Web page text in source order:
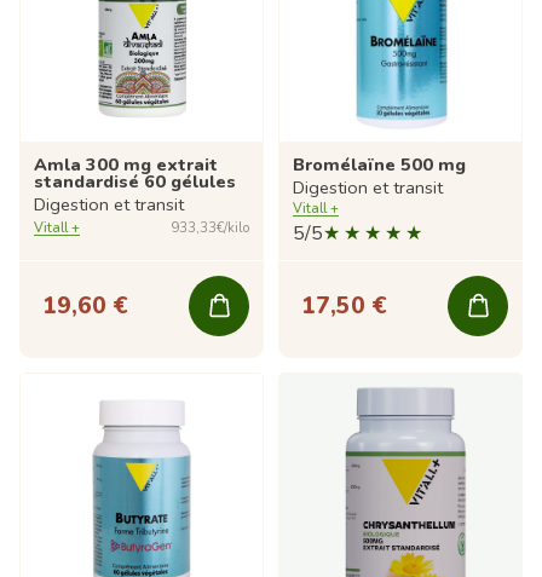
Amla 300 mg extrait
standardisé 60 gélules
Digestion et transit
Vitall + 933,33€/kilo
19,60 €
Bromélaïne 500 mg
Digestion et transit
Vitall +
5/5
17,50 €